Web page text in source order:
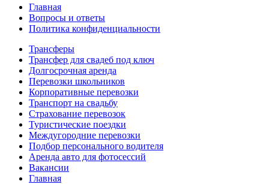
Главная
Вопросы и ответы
Политика конфиденциальности
Трансферы
Трансфер для свадеб под ключ
Долгосрочная аренда
Перевозки школьников
Корпоративные перевозки
Транспорт на свадьбу
Страхование перевозок
Туристические поездки
Междугородние перевозки
Подбор персонального водителя
Аренда авто для фотосессий
Вакансии
Главная